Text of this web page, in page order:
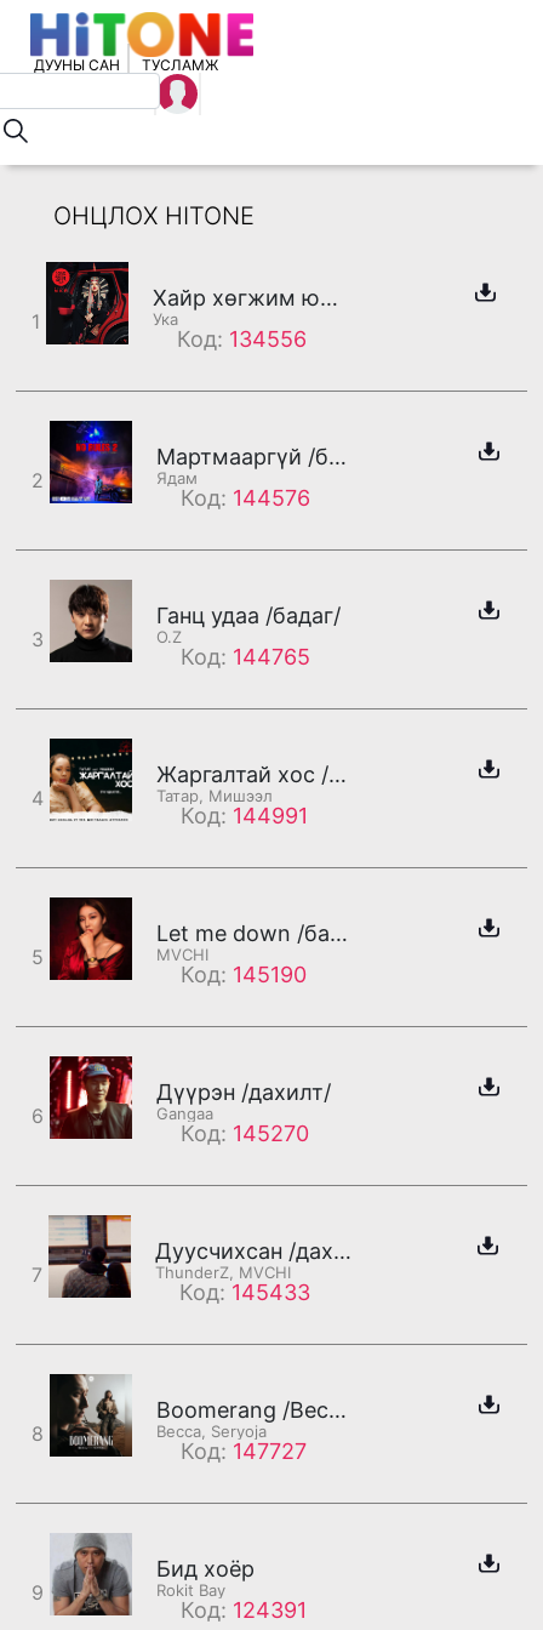
ДУУНЫ САН ТУСЛАМЖ
ОНЦЛОХ HITONE
1
Хайр хөгжим юм уу
Ука
Код: 134556
2
Мартмааргүй /бадаг/
Ядам
Код: 144576
3
Ганц удаа /бадаг/
O.Z
Код: 144765
4
Жаргалтай хос /Мишээл/
Татар, Мишээл
Код: 144991
5
Let me down /бадаг/
MVCHI
Код: 145190
6
Дүүрэн /дахилт/
Gangaa
Код: 145270
7
Дуусчихсан /дахилт/
ThunderZ, MVCHI
Код: 145433
8
Boomerang /Becca хэсэг/
Becca, Seryoja
Код: 147727
9
Бид хоёр
Rokit Bay
Код: 124391